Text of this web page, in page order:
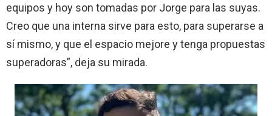
equipos y hoy son tomadas por Jorge para las suyas.
Creo que una interna sirve para esto, para superarse a
sí mismo, y que el espacio mejore y tenga propuestas
superadoras”, deja su mirada.